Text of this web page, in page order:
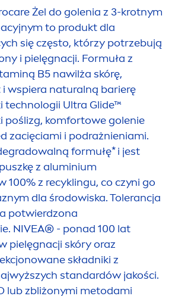
careŻel do golenia z 3-krotnym
to produkt dla
się często, którzy potrzebują
i pielęgnacji. Formuła z
B5 nawilża skórę,
wspiera naturalną barierę
technologii Ultra Glide™
poślizg, komfortowe golenie
zacięciami i podrażnieniami.
formułę* i jest
z aluminium
100% z recyklingu, co czyni go
dla środowiska. Tolerancja
potwierdzona
NIVEA® - ponad 100 lat
pielęgnacji skóry oraz
składniki z
standardów jakości.
lub zbliżonymi metodami